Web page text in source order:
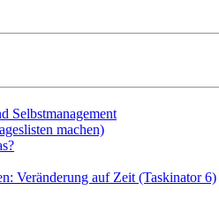
Selbstmanagement
machen)
Veränderung auf Zeit (Taskinator 6)